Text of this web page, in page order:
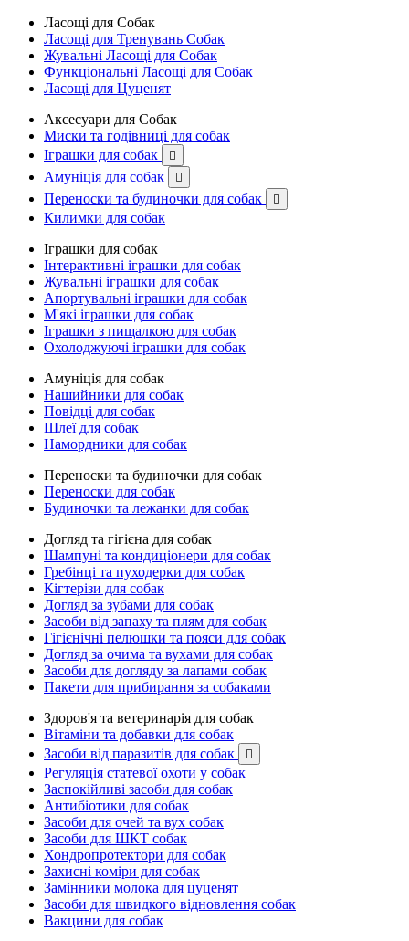
Ласощі для Собак
Ласощі для Тренувань Собак
Жувальні Ласощі для Собак
Функціональні Ласощі для Собак
Ласощі для Цуценят
Аксесуари для Собак
Миски та годівниці для собак
Іграшки для собак

Амуніція для собак 
Переноски та будиночки для собак 
Килимки для собак
Іграшки для собак
Інтерактивні іграшки для собак
Жувальні іграшки для собак
Апортувальні іграшки для собак
М'які іграшки для собак
Іграшки з пищалкою для собак
Охолоджуючі іграшки для собак
Амуніція для собак
Нашийники для собак
Повідці для собак
Шлеї для собак
Намордники для собак
Переноски та будиночки для собак
Переноски для собак
Будиночки та лежанки для собак
Догляд та гігієна для собак
Шампуні та кондиціонери для собак
Гребінці та пуходерки для собак
Кігтерізи для собак
Догляд за зубами для собак
Засоби від запаху та плям для собак
Гігієнічні пелюшки та пояси для собак
Догляд за очима та вухами для собак
Засоби для догляду за лапами собак
Пакети для прибирання за собаками
Здоров'я та ветеринарія для собак
Вітаміни та добавки для собак
Засоби від паразитів для собак

Регуляція статевої охоти у собак
Заспокійливі засоби для собак
Антибіотики для собак
Засоби для очей та вух собак
Засоби для ШКТ собак
Хондропротектори для собак
Захисні коміри для собак
Замінники молока для цуценят
Засоби для швидкого відновлення собак
Вакцини для собак